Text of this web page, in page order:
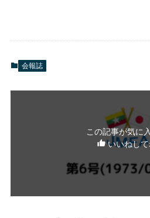
会報誌
この記事が気に
いいねして